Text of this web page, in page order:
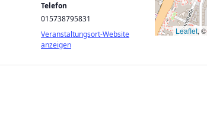
Telefon
015738795831
Veranstaltungsort-Website
anzeigen
Leaflet, ©